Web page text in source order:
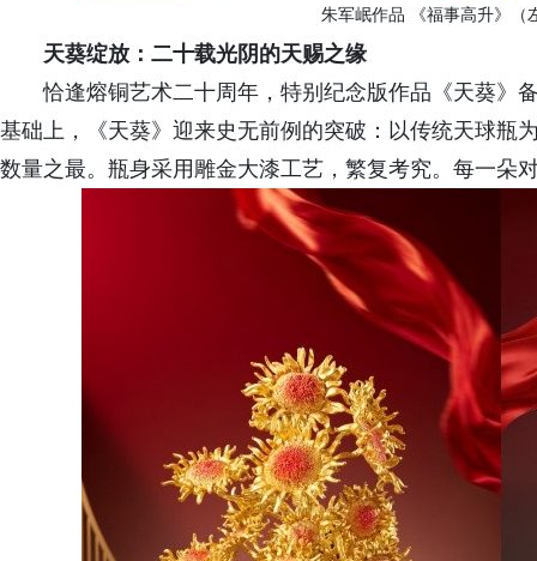
朱军岷作品 《福事高升》（
天葵绽放：二十载光阴的天赐之缘
恰逢熔铜艺术二十周年， 特别 纪念版作品《天葵》
基础上，《天葵》迎来史无前例的突破： 以传统天球瓶
数量之最。 瓶身采用雕金大漆工艺，繁复考究。 每一朵